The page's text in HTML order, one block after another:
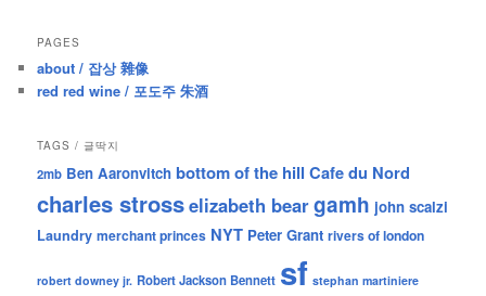
PAGES
about / 잡상 雜像
red red wine / 포도주 朱酒
TAGS / 글딱지
2mb Ben Aaronvitch bottom of the hill Cafe du Nord
charles strosselizabeth beargamh john scalzi
Laundry merchant princes NYT Peter Grant rivers of london
robert downey jr. Robert Jackson Bennett sf stephan martiniere